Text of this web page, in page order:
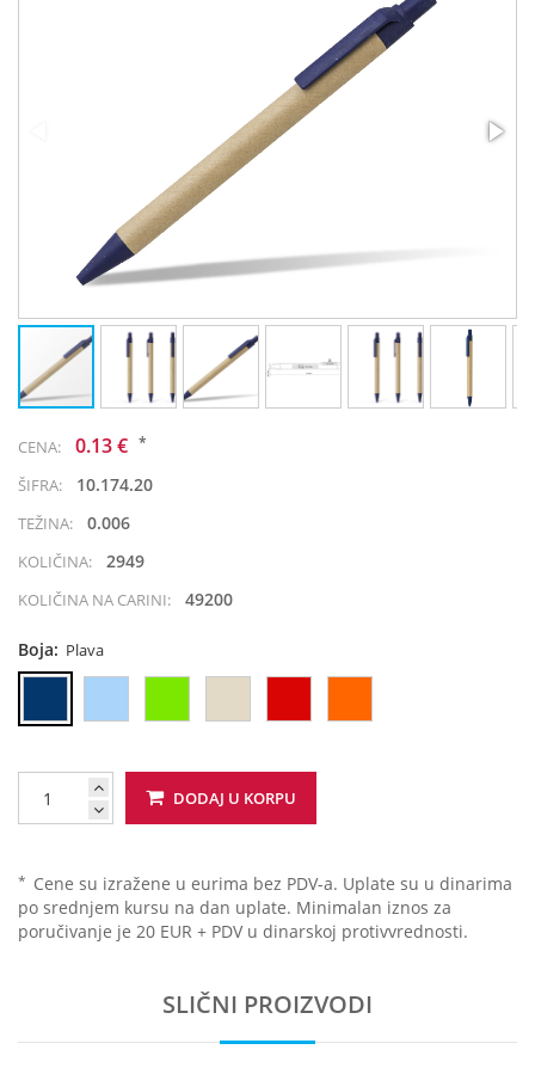
CENA: 0.13 € *
ŠIFRA: 10.174.20
TEŽINA: 0.006
KOLIČINA: 2949
KOLIČINA NA CARINI: 49200
Boja: Plava
DODAJ U KORPU
* Cene su izražene u eurima bez PDV-a. Uplate su u dinarima
po srednjem kursu na dan uplate. Minimalan iznos za
poručivanje je 20 EUR + PDV u dinarskoj protivvrednosti.
SLIČNI PROIZVODI